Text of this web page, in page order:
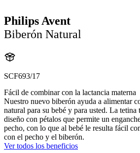
Philips Avent
Biberón Natural
SCF693/17
Fácil de combinar con la lactancia materna
Nuestro nuevo biberón ayuda a alimentar
natural para su bebé y para usted. La
diseño con pétalos que permite un
pecho, con lo que al bebé le resulta fácil
con el pecho y el biberón.
Ver todos los beneficios